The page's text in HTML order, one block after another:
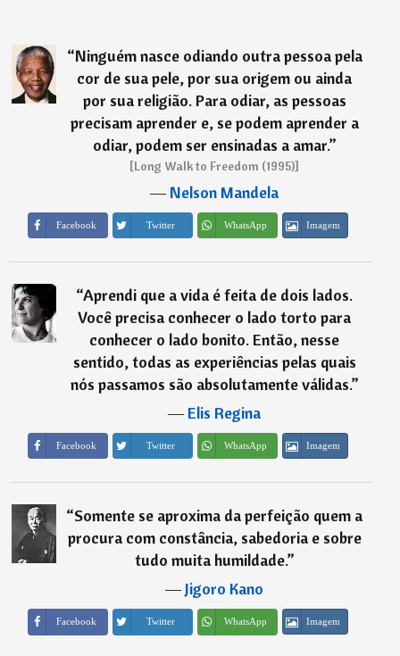
“Ninguém nasce odiando outra pessoa pela
cor de sua pele, por sua origem ou ainda
por sua religião. Para odiar, as pessoas
precisam aprender e, se podem aprender a
odiar, podem ser ensinadas a amar.”
[Long Walk to Freedom (1995)]
―Nelson Mandela
Facebook Twitter WhatsApp Imagem
“Aprendi que a vida é feita de dois lados.
Você precisa conhecer o lado torto para
conhecer o lado bonito. Então, nesse
sentido, todas as experiências pelas quais
nós passamos são absolutamente válidas.”
―Elis Regina
Facebook Twitter WhatsApp Imagem
“Somente se aproxima da perfeição quem a
procura com constância, sabedoria e sobre
tudo muita humildade.”
―Jigoro Kano
Facebook Twitter WhatsApp Imagem